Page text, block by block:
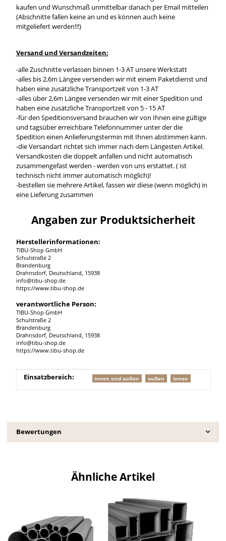
kaufen und Wunschmaß unmittelbar danach per Email mitteilen
(Abschnitte fallen keine an und es können auch keine
mitgeliefert werden!!!)
Versand und Versandzeiten:
-alle Zuschnitte verlassen binnen 1-3 AT unsere Werkstatt
-alles bis 2,6m Längee versenden wir mit einem Paketdienst und
haben eine zusätzliche Transportzeit von 1-3 AT
-alles über 2,6m Längee versenden wir mit einer Spedition und
haben eine zusätzliche Transportzeit von 5 - 15 AT
-für den Speditionsversand brauchen wir von Ihnen eine gültige
und tagsüber erreichbare Telefonnummer unter der die
Spedition einen Anlieferungstermin mit Ihnen abstimmen kann.
-die Versandart richtet sich immer nach dem Längesten Artikel.
Versandkosten die doppelt anfallen und nicht automatisch
zusammengefast werden - werden von uns erstattet. ( ist
technisch nicht immer automatisch möglich)!
-bestellen sie mehrere Artikel, fassen wir diese (wenn möglich) in
eine Lieferung zusammen
Angaben zur Produktsicherheit
Herstellerinformationen:
TIBU-Shop GmbH
Schulstraße 2
Brandenburg
Drahnsdorf, Deutschland, 15938
info@tibu-shop.de
https://www.tibu-shop.de
verantwortliche Person:
TIBU-Shop GmbH
Schulstraße 2
Brandenburg
Drahnsdorf, Deutschland, 15938
info@tibu-shop.de
https://www.tibu-shop.de
Produkteigenschaft
Wert
Einsatzbereich: innen und außen außen innen
Bewertungen
Ähnliche Artikel